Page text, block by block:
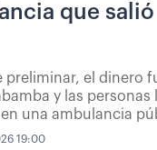
que salió
preliminar, el dinero
y las personas
una ambulancia
19:00